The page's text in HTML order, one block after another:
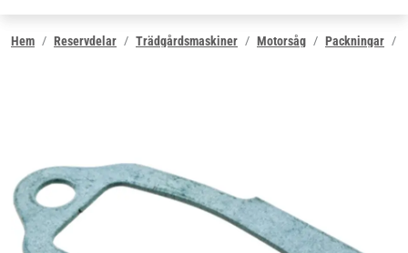
Hem Reservdelar Trädgårdsmaskiner Motorsåg Packningar